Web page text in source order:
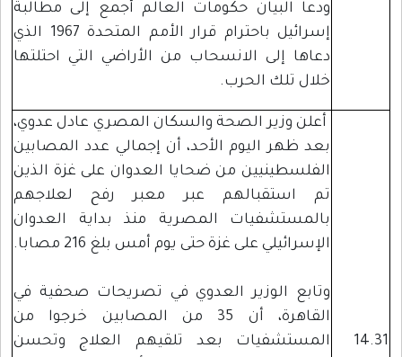
ودعا البيان حكومات العالم أجمع إلى مطالبة
إسرائيل باحترام قرار الأمم المتحدة 1967 الذي
دعاها إلى الانسحاب من الأراضي التي احتلتها
خلال تلك الحرب.
أعلن وزير الصحة والسكان المصري عادل عدوي،
بعد ظهر اليوم الأحد، أن إجمالي عدد المصابين
الفلسطينيين من ضحايا العدوان على غزة الذين
تم استقبالهم عبر معبر رفح لعلاجهم
بالمستشفيات المصرية منذ بداية العدوان
الإسرائيلي على غزة حتى يوم أمس بلغ 216 مصابا.
وتابع الوزير العدوي في تصريحات صحفية في
القاهرة، أن 35 من المصابين خرجوا من
المستشفيات بعد تلقيهم العلاج وتحسن
14.31